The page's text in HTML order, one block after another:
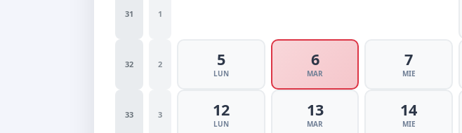
31 1
32 2 5
LUN
6
MAR
7
MIE
33 3 12
LUN
13
MAR
14
MIE